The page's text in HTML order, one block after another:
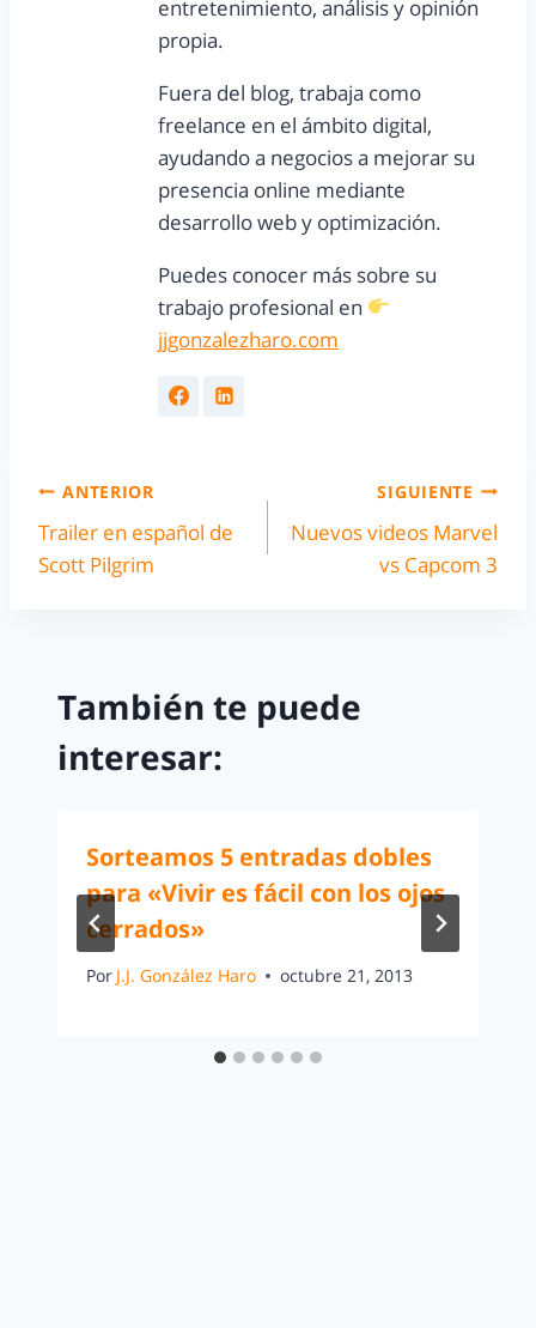
entretenimiento, análisis y opinión
propia.
Fuera del blog, trabaja como
freelance en el ámbito digital,
ayudando a negocios a mejorar su
presencia online mediante
desarrollo web y optimización.
Puedes conocer más sobre su
trabajo profesional en
jjgonzalezharo.com
ANTERIOR
Trailer en español de
Scott Pilgrim
SIGUIENTE
Nuevos videos Marvel
vs Capcom 3
También te puede
interesar:
Sorteamos 5 entradas dobles
para «Vivir es fácil con los ojos
cerrados»
Por J.J. González Haro octubre 21, 2013